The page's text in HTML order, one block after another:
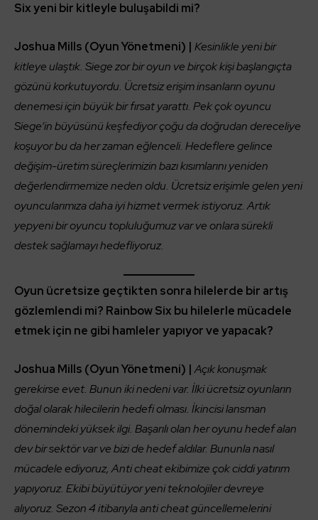
Six yeni bir kitleyle buluşabildi mi?
Joshua Mills (Oyun Yönetmeni) | Kesinlikle yeni bir
kitleye ulaştık. Siege zor bir oyun ve birçok kişi başlangıçta
gözünü korkutuyordu. Ücretsiz erişim insanların oyunu
denemesi için büyük bir fırsat yarattı. Pek çok oyuncu
Siege’in büyüsünü keşfediyor çoğu da doğrudan dereceliye
koşuyor bu da her zaman eğlenceli. Hedeflere gelince
değişim-üretim süreçlerimizin bazı kısımlarını yeniden
değerlendirmemize neden oldu. Ücretsiz erişimle gelen yeni
oyuncularımıza daha iyi hizmet vermek istiyoruz. Artık
yepyeni bir oyuncu topluluğumuz var ve onlara sürekli
destek sağlamayı hedefliyoruz.
Oyun ücretsize geçtikten sonra hilelerde bir artış
gözlemlendi mi? Rainbow Six bu hilelerle mücadele
etmek için ne gibi hamleler yapıyor ve yapacak?
Joshua Mills (Oyun Yönetmeni) | Açık konuşmak
gerekirse evet. Bunun iki nedeni var. İlki ücretsiz oyunların
doğal olarak hilecilerin hedefi olması. İkincisi lansman
dönemindeki yüksek ilgi. Başarılı olan her oyunu hedef alan
dev bir sektör var ve bizi de hedef aldılar. Bununla nasıl
mücadele ediyoruz, Anti cheat ekibimize çok ciddi yatırım
yapıyoruz. Ekibi büyütüyor yeni teknolojiler devreye
alıyoruz. Sezon 4 itibarıyla anti cheat güncellemelerini